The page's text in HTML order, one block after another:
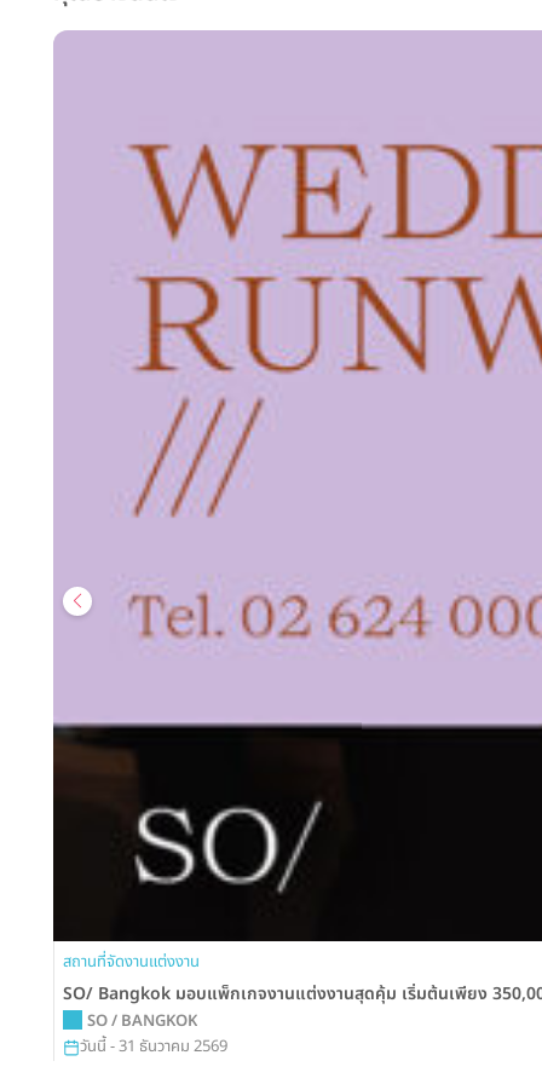
สถานที่จัดงานแต่งงาน
SO/ Bangkok มอบแพ็กเกจงานแต่งงานสุดคุ้ม เริ่มต้นเพียง
SO / BANGKOK
วันนี้ - 31 ธันวาคม 2569